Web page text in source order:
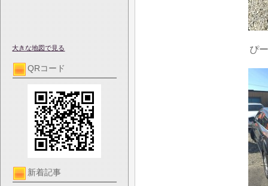
大きな地図で見る
QRコード
新着記事
ぴ